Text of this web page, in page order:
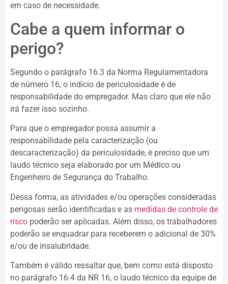
em caso de necessidade.
Cabe a quem informar o
perigo?
Segundo o parágrafo 16.3 da Norma Regulamentadora
de número 16, o indício de periculosidade é de
responsabilidade do empregador. Mas claro que ele não
irá fazer isso sozinho.
Para que o empregador possa assumir a
responsabilidade pela caracterização (ou
descaracterização) da periculosidade, é preciso que um
laudo técnico seja elaborado por um Médico ou
Engenheiro de Segurança do Trabalho.
Dessa forma, as atividades e/ou operações consideradas
perigosas serão identificadas e as medidas de controle de
risco poderão ser aplicadas. Além disso, os trabalhadores
poderão se enquadrar para receberem o adicional de 30%
e/ou de insalubridade.
Também é válido ressaltar que, bem como está disposto
no parágrafo 16.4 da NR 16, o laudo técnico da equipe de